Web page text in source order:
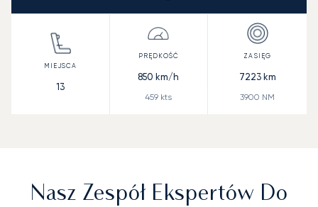
13
850 km/h
459 kts
7223km
3900 NM
Nasz Zespół Ekspertów Do